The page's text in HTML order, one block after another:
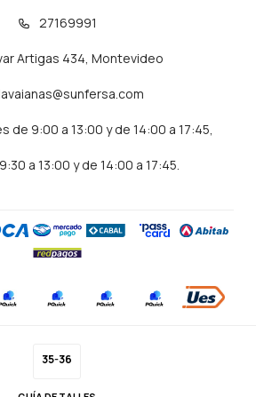
35-36
27169991
Artigas 434, Montevideo
de 9:00 a 13:00 y de 14:00 a 17:45,
a 13:00 y de 14:00 a 17:45.